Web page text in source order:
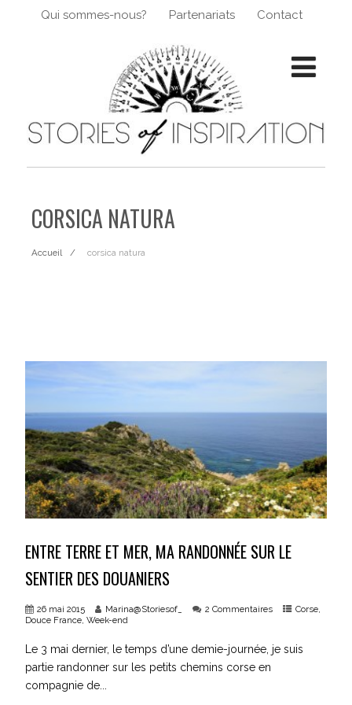
Qui sommes-nous? Partenariats Contact
CORSICA NATURA
Accueil corsica natura
ENTRE TERRE ET MER, MA RANDONNÉE SUR LE
SENTIER DES DOUANIERS
26 mai 2015 Marina@Storiesof_ 2 Commentaires Corse,
Douce France,Week-end
Le 3 mai dernier, le temps d’une demie-journée, je suis
partie randonner sur les petits chemins corse en
compagnie de...